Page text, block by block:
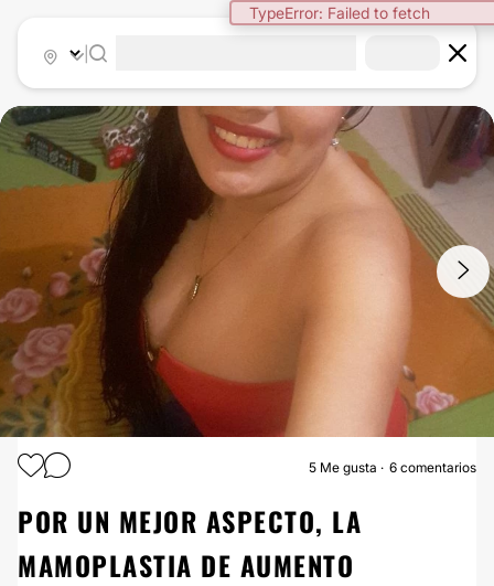
TypeError: Failed to fetch
MAMOPLASTIA DE AUMENTO
5 Me gusta 6 comentarios
POR UN MEJOR ASPECTO, LA
MAMOPLASTIA DE AUMENTO